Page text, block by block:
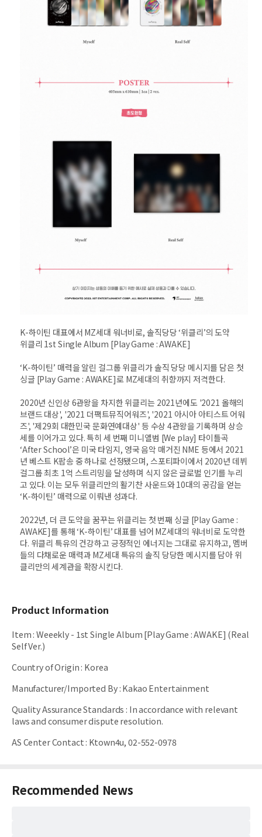
K-하이틴 대표에서 MZ세대 워너비로, 솔직당당 ‘위클리’의 도약
위클리 1st Single Album [Play Game : AWAKE]
‘K-하이틴’ 매력을 알린 걸그룹 위클리가 솔직 당당 메시지를 담은 첫
싱글 [Play Game : AWAKE]로 MZ세대의 취향까지 저격한다.
2020년 신인상 6관왕을 차지한 위클리는 2021년에도 '2021 올해의
브랜드 대상', '2021 더팩트뮤직어워즈', '2021 아시아 아티스트 어워
즈', '제29회 대한민국 문화연예대상' 등 수상 4관왕을 기록하며 상승
세를 이어가고 있다. 특히 세 번째 미니앨범 [We play] 타이틀곡
‘After School’은 미국 타임지, 영국 음악 매거진 NME 등에서 2021
년 베스트 K팝송 중 하나로 선정됐으며, 스포티파이에서 2020년 데뷔
걸그룹 최초 1억 스트리밍을 달성하며 식지 않은 글로벌 인기를 누리
고 있다. 이는 모두 위클리만의 활기찬 사운드와 10대의 공감을 얻는
‘K-하이틴’ 매력으로 이뤄낸 성과다.
2022년, 더 큰 도약을 꿈꾸는 위클리는 첫 번째 싱글 [Play Game :
AWAKE]를 통해 ‘K-하이틴’ 대표를 넘어 MZ세대의 워너비로 도약한
다. 위클리 특유의 건강하고 긍정적인 에너지는 그대로 유지하고, 멤버
들의 다채로운 매력과 MZ세대 특유의 솔직 당당한 메시지를 담아 위
클리만의 세계관을 확장시킨다.
Product Information
Item:Weeekly - 1st Single Album [Play Game : AWAKE] (Real
Self Ver.)
Country of Origin: Korea
Manufacturer/Imported By:Kakao Entertainment
Quality Assurance Standards : In accordance with relevant
laws and consumer dispute resolution.
AS Center Contact: Ktown4u, 02-552-0978
Recommended News